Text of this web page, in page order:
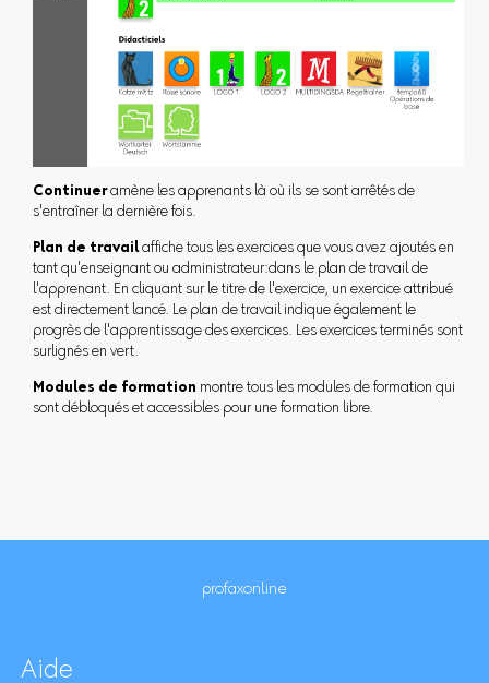
Continueramène les apprenants là où ils se sont arrêtés de
s'entraîner la dernière fois.
Plan de travailaffiche tous les exercices que vous avez ajoutés en
tant qu'enseignant ou administrateur:dans le plan de travail de
l'apprenant. En cliquant sur le titre de l'exercice, un exercice attribué
est directement lancé. Le plan de travail indique également le
progrès de l'apprentissage des exercices. Les exercices terminés sont
surlignés en vert.
Modules de formation montre tous les modules de formation qui
sont débloqués et accessibles pour une formation libre.
profaxonline
Aide